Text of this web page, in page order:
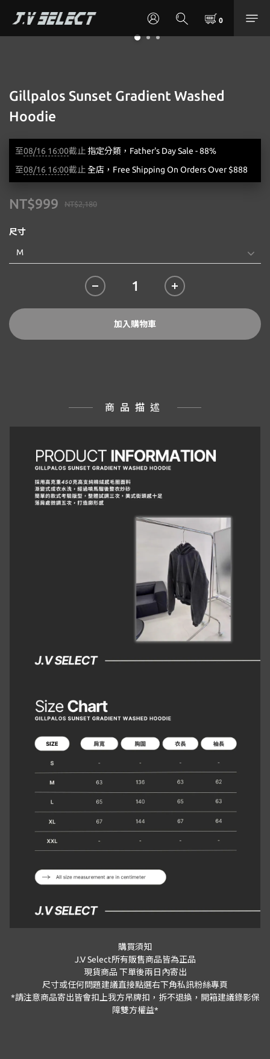
Gillpalos Sunset Gradient Washed
Hoodie
至08/16 16:00截止 指定分類，Father's Day Sale - 88%
至08/16 16:00截止全店，Free Shipping On Orders Over $888
NT$2,180
NT$999
尺寸
加入購物車
商品描述
購買須知
J.V Select所有販售商品皆為正品
現貨商品 下單後兩日內寄出
尺寸或任何問題建議直接點選右下角私訊粉絲專頁
*請注意商品寄出皆會扣上我方吊牌扣，拆不退換，開箱建議錄影保
障雙方權益*